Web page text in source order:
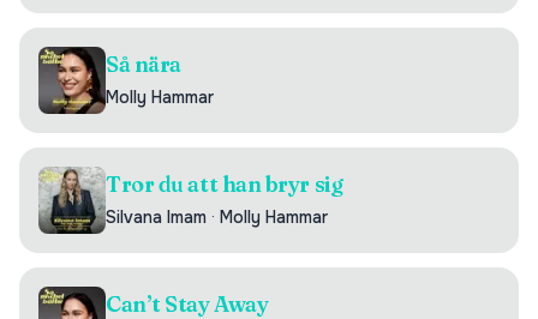
Så nära
Molly Hammar
Tror du att han bryr sig
Silvana Imam · Molly Hammar
Can’t Stay Away